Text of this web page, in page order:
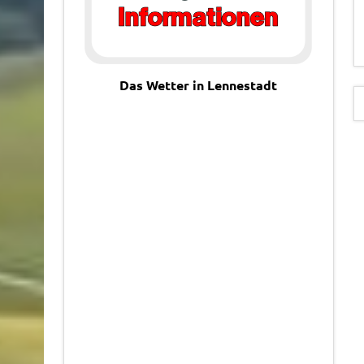
Das Wetter in Lennestadt